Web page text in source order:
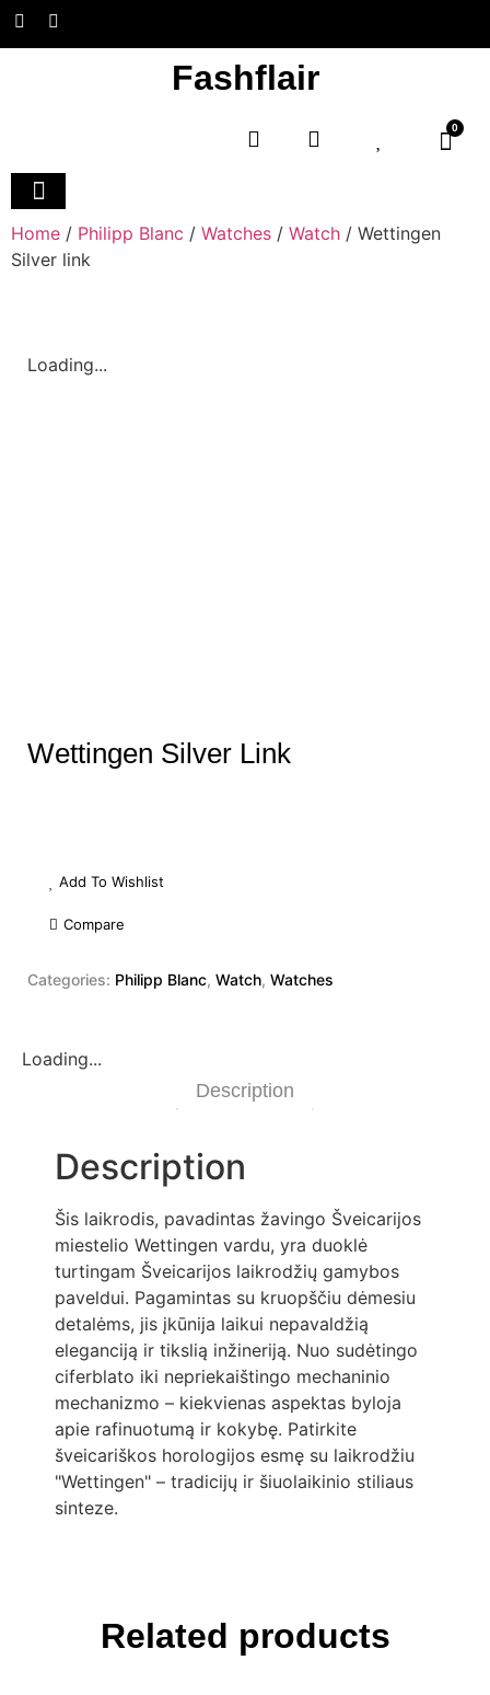
Fashflair
0
Home / Philipp Blanc / Watches / Watch / Wettingen
Silver link
Loading...
Wettingen Silver Link
Add To Wishlist
Compare
Categories: Philipp Blanc, Watch, Watches
Loading...
Description
Description
Šis laikrodis, pavadintas žavingo Šveicarijos
miestelio Wettingen vardu, yra duoklė
turtingam Šveicarijos laikrodžių gamybos
paveldui. Pagamintas su kruopščiu dėmesiu
detalėms, jis įkūnija laikui nepavaldžią
eleganciją ir tikslią inžineriją. Nuo sudėtingo
ciferblato iki nepriekaištingo mechaninio
mechanizmo – kiekvienas aspektas byloja
apie rafinuotumą ir kokybę. Patirkite
šveicariškos horologijos esmę su laikrodžiu
"Wettingen" – tradicijų ir šiuolaikinio stiliaus
sinteze.
Related products